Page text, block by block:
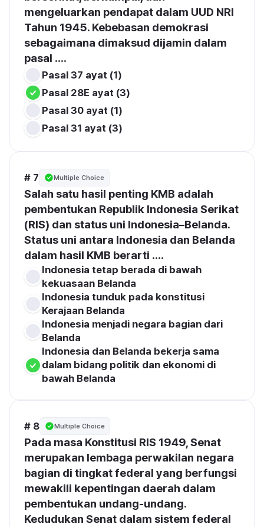
mengeluarkan pendapat dalam UUD NRI
Tahun 1945. Kebebasan demokrasi
sebagaimana dimaksud dijamin dalam
pasal ....
Pasal 37 ayat (1)
Pasal 28E ayat (3)
Pasal 30 ayat (1)
Pasal 31 ayat (3)
# 7 Multiple Choice
Salah satu hasil penting KMB adalah
pembentukan Republik Indonesia Serikat
(RIS) dan status uni Indonesia–Belanda.
Status uni antara Indonesia dan Belanda
dalam hasil KMB berarti ....
Indonesia tetap berada di bawah
kekuasaan Belanda
Indonesia tunduk pada konstitusi
Kerajaan Belanda
Indonesia menjadi negara bagian dari
Belanda
Indonesia dan Belanda bekerja sama
dalam bidang politik dan ekonomi di
bawah Belanda
# 8 Multiple Choice
Pada masa Konstitusi RIS 1949, Senat
merupakan lembaga perwakilan negara
bagian di tingkat federal yang berfungsi
mewakili kepentingan daerah dalam
pembentukan undang-undang.
Kedudukan Senat dalam sistem federal